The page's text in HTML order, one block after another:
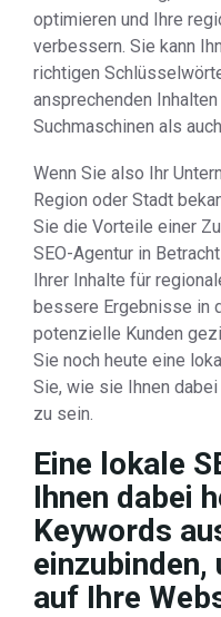
optimieren und Ihre
verbessern. Sie kann
richtigen
ansprechenden
Suchmaschinen als
Wenn Sie also Ihr
Region oder Stadt
Sie die Vorteile einer
SEO-Agentur in
Ihrer Inhalte für
bessere Ergebnisse in
potenzielle Kunden
Sie noch heute eine
Sie, wie sie Ihnen
zu sein.
Eine lokale
Ihnen dabei
Keywords
auf Ihre